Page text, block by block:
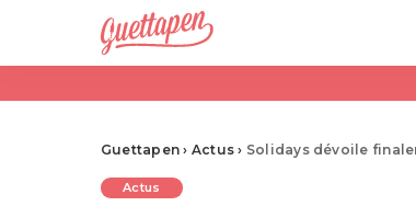
Guettapen › Actus › Solidays dévoile
Actus